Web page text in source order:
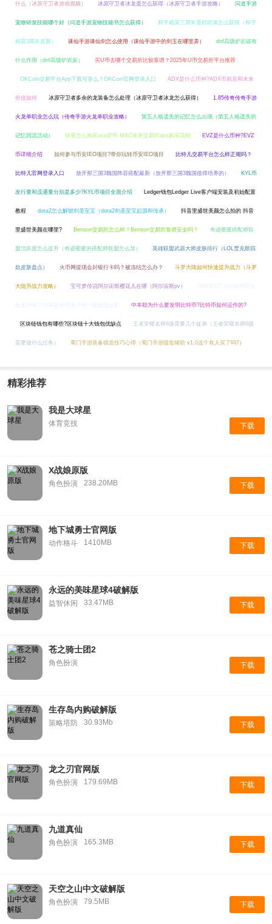
什么（冰原守卫者游戏视频） 冰原守卫者冰龙蛋怎么获得（冰原守卫者手游攻略） 问道手游
宠物研发技能哪个好（问道手游宠物技能书怎么获得） 和平精英三周年蛋糕喷漆怎么获得（和平
精英3周年皮肤） 诛仙手游诛仙剑怎么使用（诛仙手游中的剑玉在哪里弄） dnf高级炉岩碳有
什么作用（dnf高级炉岩炭） 买U币去哪个交易所比较靠谱？2025年U币交易所平台推荐
OKCoin交易平台App下载可靠么？OKCoin官网登录入口 ADX是什么币种?ADX币前景和未来
价值如何 冰原守卫者多余的龙装备怎么处理（冰原守卫者冰龙怎么获得） 1.85传奇传奇手游
火龙单职业怎么玩（传奇手游火龙单职业攻略） 第五人格遗失的记忆怎么出现（第五人格遗失的
记忆回流活动） 抹茶怎么购买ass驴币 MXC抹茶交易所ass购买流程 EVZ是什么币种?EVZ
币详细介绍 如何参与币安IEO项目?带你玩转币安IEO项目 比特儿交易平台怎么样正规吗？
比特儿官网登录入口 放开那三国3魏国阵容搭配最新（放开那三国3魏国值得培养的） KYL币
发行量和流通量分别是多少?KYL币项目全面介绍 Ledger钱包Ledger Live客户端安装及初始配置
教程 dota2怎么解锁剑圣至宝（dota2剑圣至宝起源和传承） 抖音里盛世美颜怎么拍的 抖音
里盛世美颜在哪里? Benson交易所怎么样？Benson交易所靠谱安全吗？ 奇迹暖暖搭配师联
盟活跃度怎么提升（奇迹暖暖的搭配师联盟怎么加） 英雄联盟武器大师皮肤排行（LOL贾克斯四
款皮肤盘点） 火币网提现会封银行卡吗？被冻结怎么办？ 斗罗大陆如何快速提升战力（斗罗
大陆升战力攻略） 宝可梦传说阿尔宙斯樱花儿在哪（阿尔宙斯pv） 08年买1万元比特币现在
值多少钱？08年比特币多少钱一枚价值分析 中本聪为什么要发明比特币?比特币如何运作的?
区块链钱包有哪些?区块链十大钱包优缺点 王者荣耀名师6级需要几个徒弟（王者荣耀名师6级
需要做什么任务） 蜀门手游装备锻造技巧心得（蜀门手游锻造辅助 v1.0这个有人买了吗?）
精彩推荐
我是大球星
体育竞技 下载
X战娘原版
角色扮演 238.20MB 下载
地下城勇士官网版
动作格斗 1410MB 下载
永远的美味星球4破解版
益智休闲 33.47MB 下载
苍之骑士团2
角色扮演 下载
生存岛内购破解版
策略塔防 30.93Mb 下载
龙之刃官网版
角色扮演 179.69MB 下载
九道真仙
角色扮演 165.3MB 下载
天空之山中文破解版
角色扮演 79.5MB 下载